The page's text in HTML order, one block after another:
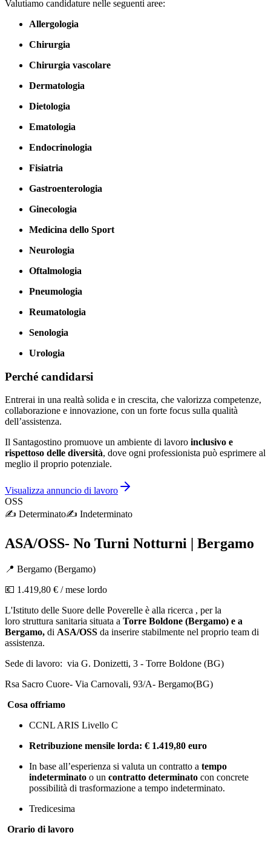
Valutiamo candidature nelle seguenti aree:
Allergologia
Chirurgia
Chirurgia vascolare
Dermatologia
Dietologia
Ematologia
Endocrinologia
Fisiatria
Gastroenterologia
Ginecologia
Medicina dello Sport
Neurologia
Oftalmologia
Pneumologia
Reumatologia
Senologia
Urologia
Perché candidarsi
Entrerai in una realtà solida e in crescita, che valorizza competenze,
collaborazione e innovazione, con un forte focus sulla qualità
dell’assistenza.
Il Santagostino promuove un ambiente di lavoro inclusivo e
rispettoso delle diversità, dove ogni professionista può esprimere al
meglio il proprio potenziale.
Visualizza annuncio di lavoro
OSS
✍️ Determinato✍️ Indeterminato
ASA/OSS- No Turni Notturni | Bergamo
📍 Bergamo (Bergamo)
💶 1.419,80 € / mese lordo
L'Istituto delle Suore delle Poverelle è alla ricerca , per la
loro struttura sanitaria situata a Torre Boldone (Bergamo) e a
Bergamo, di ASA/OSS da inserire stabilmente nel proprio team di
assistenza.
Sede di lavoro: via G. Donizetti, 3 - Torre Boldone (BG)
Rsa Sacro Cuore- Via Carnovali, 93/A- Bergamo(BG)
Cosa offriamo
CCNL ARIS Livello C
Retribuzione mensile lorda: € 1.419,80 euro
In base all’esperienza si valuta un contratto a tempo
indeterminato o un contratto determinato con concrete
possibilità di trasformazione a tempo indeterminato.
Tredicesima
Orario di lavoro